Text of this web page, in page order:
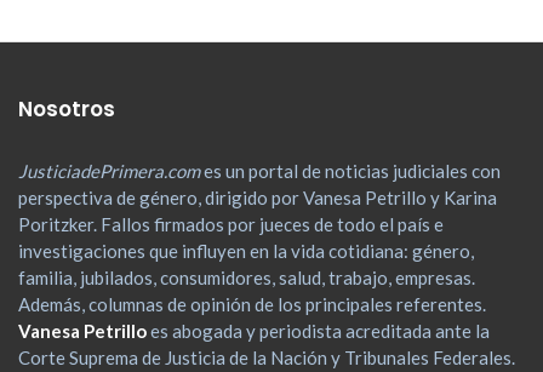
Nosotros
JusticiadePrimera.comes un portal de noticias judiciales con
perspectiva de género, dirigido por Vanesa Petrillo y Karina
Poritzker. Fallos firmados por jueces de todo el país e
investigaciones que influyen en la vida cotidiana: género,
familia, jubilados, consumidores, salud, trabajo, empresas.
Además, columnas de opinión de los principales referentes.
Vanesa Petrilloes abogada y periodista acreditada ante la
Corte Suprema de Justicia de la Nación y Tribunales Federales.